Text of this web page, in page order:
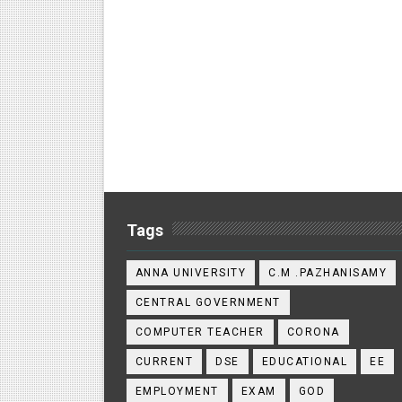
Tags
ANNA UNIVERSITY C.M .PAZHANISAMY
CENTRAL GOVERNMENT
COMPUTER TEACHER CORONA
CURRENT DSE EDUCATIONAL EE
EMPLOYMENT EXAM GOD